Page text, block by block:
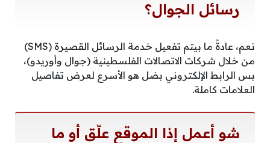
رسائل الجوال؟
نعم، عادةً ما بيتم تفعيل خدمة الرسائل القصيرة (SMS)
من خلال شركات الاتصالات الفلسطينية (جوال وأوريدو)،
بس الرابط الإلكتروني بضل هو الأسرع لعرض تفاصيل
العلامات كاملة.
شو أعمل إذا الموقع علّق أو ما